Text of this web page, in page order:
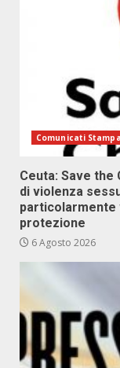
Comunicati Stampa
Ceuta: Save
di violenza
particolarmente
protezione
6 Agosto 2026